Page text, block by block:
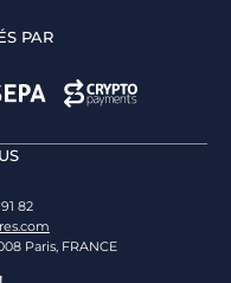
PAR
82
Paris, FRANCE